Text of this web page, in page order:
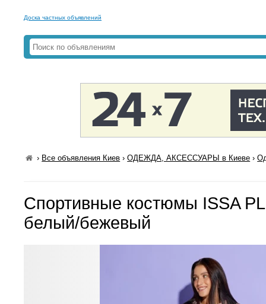
Доска частных объявлений
› Все объявления Киев ›ОДЕЖДА, АКСЕССУАРЫ в Киеве ›
Спортивные костюмы ISSA
белый/бежевый